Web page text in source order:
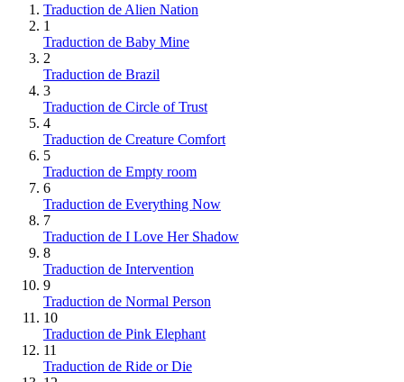
Traduction de Alien Nation
1
Traduction de Baby Mine
2
Traduction de Brazil
3
Traduction de Circle of Trust
4
Traduction de Creature Comfort
5
Traduction de Empty room
6
Traduction de Everything Now
7
Traduction de I Love Her Shadow
8
Traduction de Intervention
9
Traduction de Normal Person
10
Traduction de Pink Elephant
11
Traduction de Ride or Die